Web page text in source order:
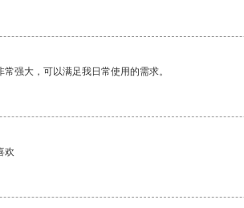
强大，可以满足我日常使用的需求。
欢